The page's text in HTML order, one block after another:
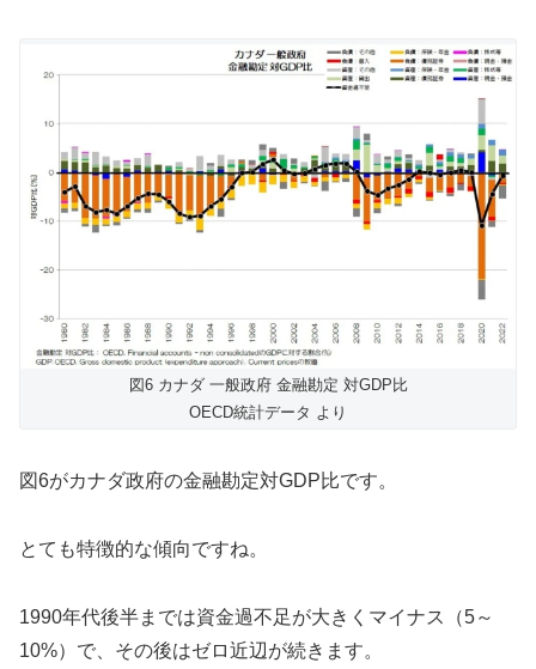
図6 カナダ 一般政府 金融勘定 対GDP比
OECD統計データ より
図6がカナダ政府の金融勘定対GDP比です。
とても特徴的な傾向ですね。
1990年代後半までは資金過不足が大きくマイナス（5～
10%）で、その後はゼロ近辺が続きます。